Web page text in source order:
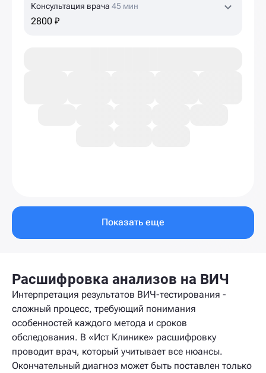
Консультация врача 45 мин
2800 ₽
Показать еще
Расшифровка анализов на ВИЧ
Интерпретация результатов ВИЧ-тестирования -
сложный процесс, требующий понимания
особенностей каждого метода и сроков
обследования. В «Ист Клинике» расшифровку
проводит врач, который учитывает все нюансы.
Окончательный диагноз может быть поставлен только